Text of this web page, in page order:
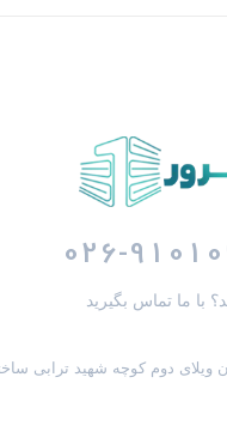
با ما تماس بگیرید
دوم کوچه شهید ترابی